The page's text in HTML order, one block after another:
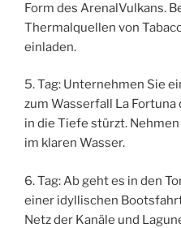
Form des Arenal­Vulkans.
Thermalquellen von
einladen.
5. Tag: Unternehmen Sie
zum Wasserfall La Fortuna
in die Tiefe stürzt.
im klaren Wasser.
6. Tag: Ab geht es in den
einer idyllischen
Netz der Kanäle und